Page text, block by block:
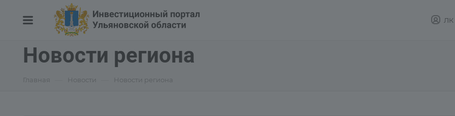
Новости региона
Главная Новости Новости региона